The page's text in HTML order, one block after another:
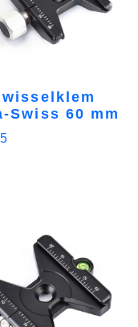
Swiss 60 mm